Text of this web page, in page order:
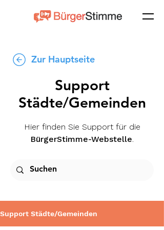
Zur Hauptseite
Support
Städte/Gemeinden
Hier finden Sie Support für die
BürgerStimme-Webstelle.
Support Städte/Gemeinden